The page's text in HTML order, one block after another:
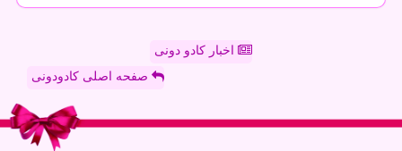
اخبار کادو دونی
صفحه اصلی کادودونی